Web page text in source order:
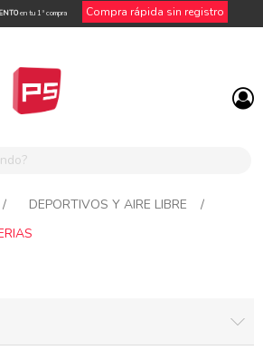
en tu 1ª compra Compra rápida sin registro
/ DEPORTIVOS Y AIRE LIBRE
/